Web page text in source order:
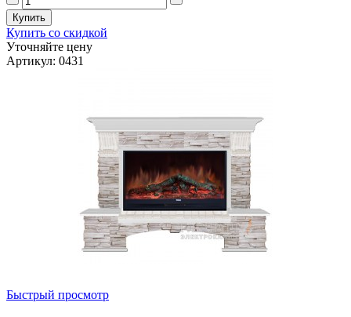
Купить со скидкой
Уточняйте цену
Артикул: 0431
Быстрый просмотр